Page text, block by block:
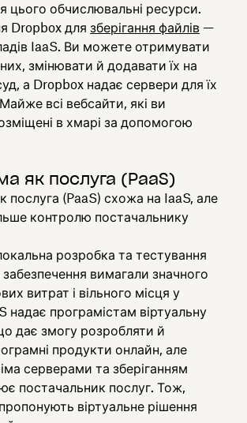
цього обчислювальні ресурси.
Dropbox для зберігання файлів —
IaaS. Ви можете отримувати
змінювати й додавати їх на
а Dropbox надає сервери для їх
всі вебсайти, які ви
в хмарі за допомогою
як послуга (PaaS)
послуга (PaaS) схожа на IaaS, але
контролю постачальнику
розробка та тестування
вимагали значного
витрат і вільного місця у
надає програмістам віртуальну
дає змогу розробляти й
продукти онлайн, але
серверами та зберіганням
постачальник послуг. Тож,
віртуальне рішення